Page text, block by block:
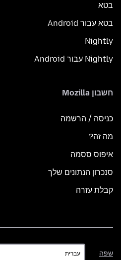
בטא
בטא עבור Android
Nightly
Nightly עבור Android
חשבון Mozilla
כניסה / הרשמה
מה זה?
איפוס ססמה
סנכרון הנתונים שלך
קבלת עזרה
שפה
שפה